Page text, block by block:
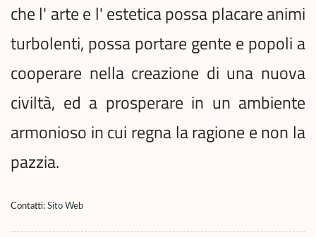
che l' arte e l' estetica possa placare animi
turbolenti, possa portare gente e popoli a
cooperare nella creazione di una nuova
civiltà, ed a prosperare in un ambiente
armonioso in cui regna la ragione e non la
pazzia.
Contatti: Sito Web